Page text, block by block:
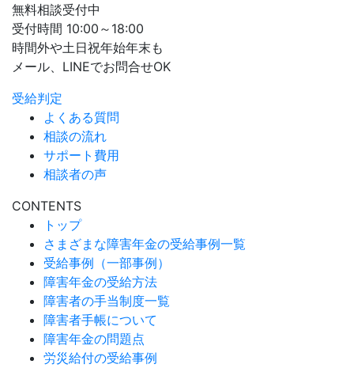
無料相談受付中
受付時間 10:00～18:00
時間外や土日祝年始年末も
メール、LINEでお問合せOK
受給判定
よくある質問
相談の流れ
サポート費用
相談者の声
CONTENTS
トップ
さまざまな障害年金の受給事例一覧
受給事例（一部事例）
障害年金の受給方法
障害者の手当制度一覧
障害者手帳について
障害年金の問題点
労災給付の受給事例